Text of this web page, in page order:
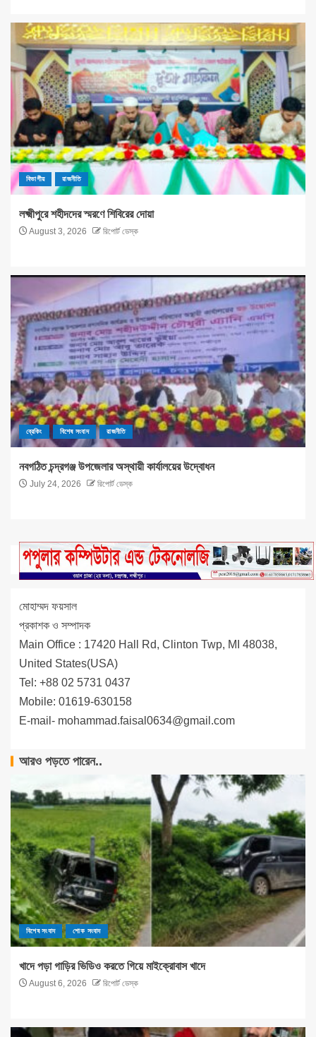
বিভাগীয় রাজনীতি
লক্ষ্মীপুরে শহীদদের স্মরণে শিবিরের দোয়া
August 3, 2026 রিপোর্ট ডেস্ক
ব্রেকিং বিশেষ সংবাদ রাজনীতি
নবগঠিত চন্দ্রগঞ্জ উপজেলার অস্থায়ী কার্যালয়ের উদ্বোধন
July 24, 2026 রিপোর্ট ডেস্ক
মোহাম্মদ ফয়সাল
প্রকাশক ও সম্পাদক
Main Office : 17420 Hall Rd, Clinton Twp, MI 48038,
United States(USA)
Tel: +88 02 5731 0437
Mobile: 01619-630158
E-mail- mohammad.faisal0634@gmail.com
আরও পড়তে পারেন..
বিশেষ সংবাদ শোক সংবাদ
খাদে পড়া গাড়ির ভিডিও করতে গিয়ে মাইক্রোবাস খাদে
August 6, 2026 রিপোর্ট ডেস্ক